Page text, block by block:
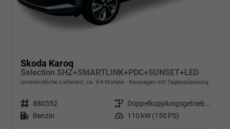
Skoda Karoq
Selection SHZ+SMARTLINK+PDC+SUNSET+LED
unverbindliche Lieferzeit: ca. 3-4 Monate Neuwagen mit Tageszulassung
Fahrzeugnr. 880552 Getriebe
Doppelkupplungsgetriebe (DSG)
Kraftstoff Benzin Leistung 110 kW (150 PS)